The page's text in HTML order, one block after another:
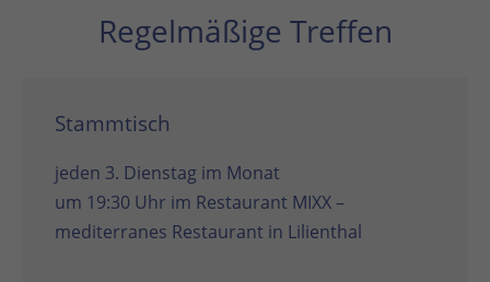
Regelmäßige Treffen
Stammtisch
jeden 3. Dienstag im Monat
um 19:30 Uhr im Restaurant MIXX –
mediterranes Restaurant in Lilienthal